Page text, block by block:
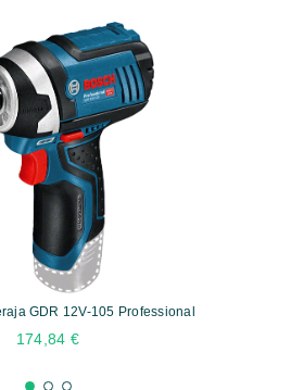
GDR 12V-105 Professional
174,84 €